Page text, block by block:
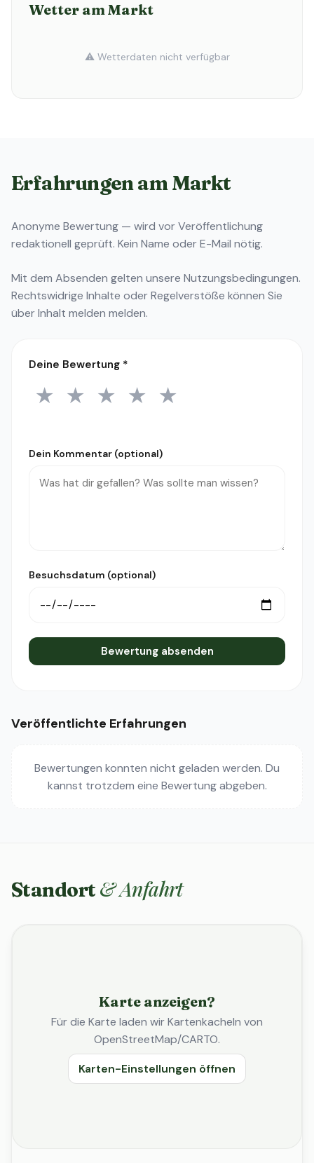
Wetter am Markt
⚠️ Wetterdaten nicht verfügbar
Erfahrungen am Markt
Anonyme Bewertung — wird vor Veröffentlichung
redaktionell geprüft. Kein Name oder E-Mail nötig.
Mit dem Absenden gelten unsere Nutzungsbedingungen.
Rechtswidrige Inhalte oder Regelverstöße können Sie
überInhalt melden melden.
Deine Bewertung *
1 Stern
★ 2 Sterne
★ 3 Sterne
★ 4 Sterne
★ 5 Sterne
★
Dein Kommentar (optional)
Besuchsdatum (optional)
Bewertung absenden
Veröffentlichte Erfahrungen
Bewertungen konnten nicht geladen werden. Du
kannst trotzdem eine Bewertung abgeben.
Standort & Anfahrt
Karte anzeigen?
Für die Karte laden wir Kartenkacheln von
OpenStreetMap/CARTO.
Karten-Einstellungen öffnen